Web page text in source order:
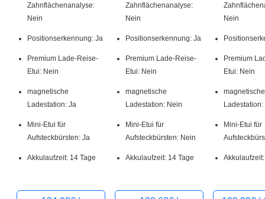
Zahnflächenanalyse:
Nein
Positionserkennung: Ja
Premium Lade-Reise-
Etui: Nein
magnetische
Ladestation: Ja
Mini-Etui für
Aufsteckbürsten: Ja
Akkulaufzeit: 14 Tage
Zahnflächenanalyse:
Nein
Positionserkennung: Ja
Premium Lade-Reise-
Etui: Nein
magnetische
Ladestation: Nein
Mini-Etui für
Aufsteckbürsten: Nein
Akkulaufzeit: 14 Tage
Nein
Premium
Etui: Nein
magnetische
Mini-Etui für